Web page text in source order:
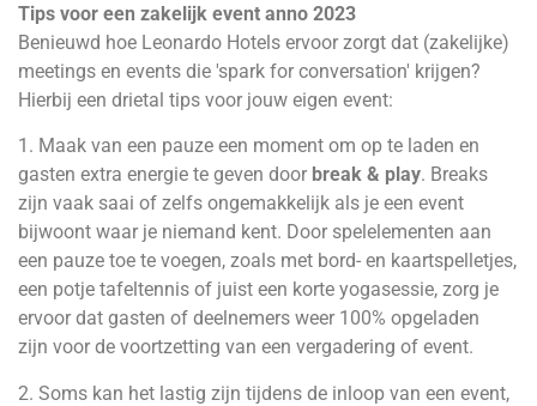
Tips voor een zakelijk event anno 2023
Benieuwd hoe Leonardo Hotels ervoor zorgt dat (zakelijke)
meetings en events die 'spark for conversation' krijgen?
Hierbij een drietal tips voor jouw eigen event:
1. Maak van een pauze een moment om op te laden en
gasten extra energie te geven door break & play. Breaks
zijn vaak saai of zelfs ongemakkelijk als je een event
bijwoont waar je niemand kent. Door spelelementen aan
een pauze toe te voegen, zoals met bord- en kaartspelletjes,
een potje tafeltennis of juist een korte yogasessie, zorg je
ervoor dat gasten of deelnemers weer 100% opgeladen
zijn voor de voortzetting van een vergadering of event.
2. Soms kan het lastig zijn tijdens de inloop van een event,